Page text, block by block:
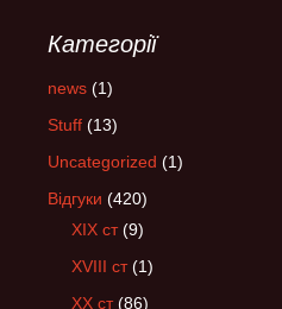
Категорії
news (1)
Stuff (13)
Uncategorized (1)
Відгуки (420)
XIX ст(9)
XVIII ст(1)
XX ст(86)